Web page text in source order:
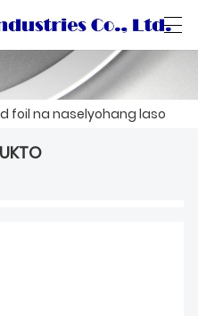
Български Català
foil na naselyohang laso